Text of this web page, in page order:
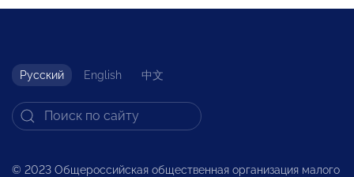
Русский English 中文
© 2023 Общероссийская общественная организация малого